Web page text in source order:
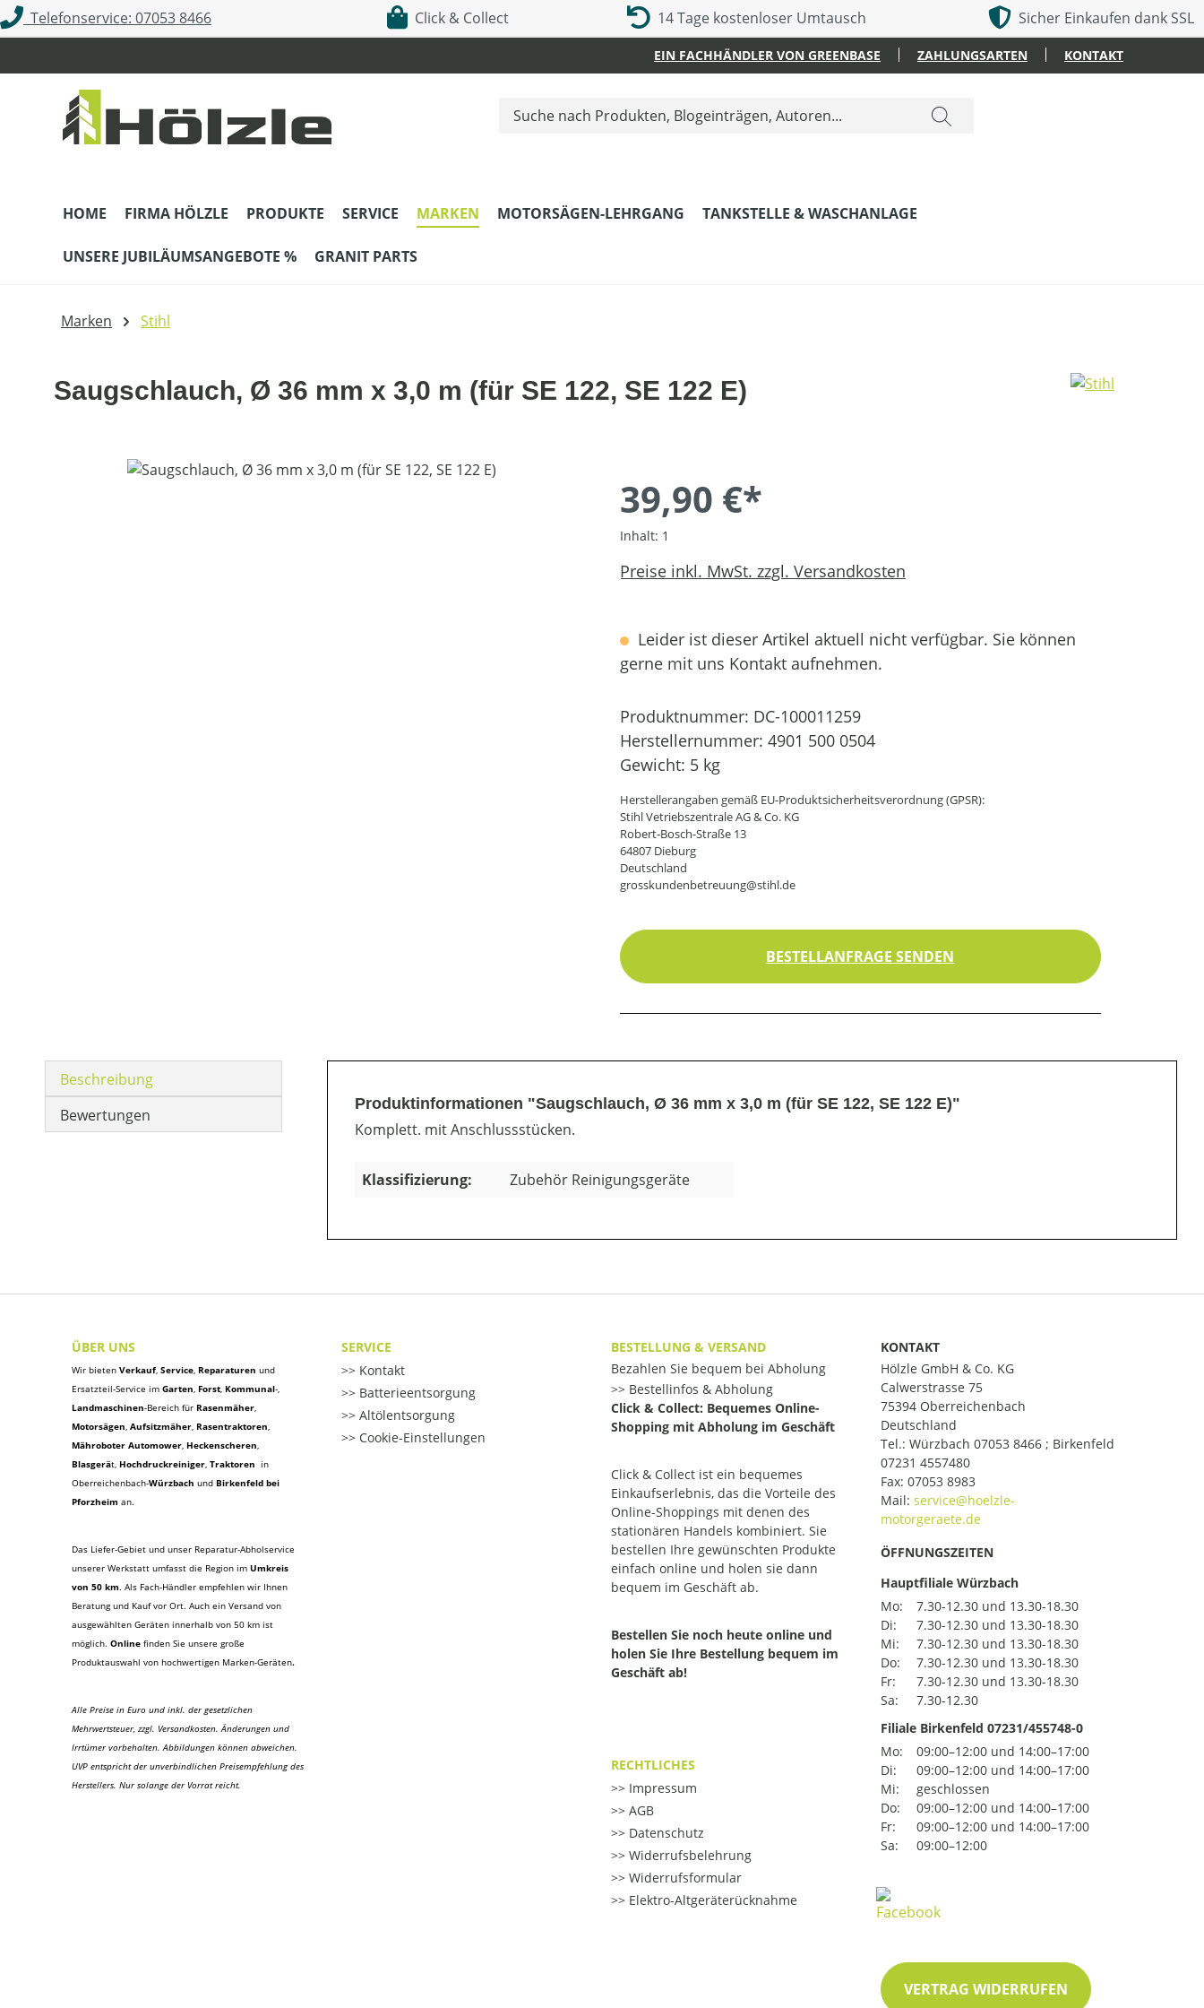
Hauptinhalt springen
Zur Suche springen
Zur Hauptnavigation springen
Telefonservice: 07053 8466 Click & Collect 14 Tage kostenloser Umtausch Sicher Einkaufen dank SSL
EIN FACHHÄNDLER VON GREENBASE ZAHLUNGSARTEN KONTAKT
HOME FIRMA HÖLZLE PRODUKTE SERVICE MARKEN MOTORSÄGEN-LEHRGANG TANKSTELLE & WASCHANLAGE
UNSERE JUBILÄUMSANGEBOTE % GRANIT PARTS
Marken Stihl
Saugschlauch, Ø 36 mm x 3,0 m (für SE 122, SE 122 E)
Bildergalerie überspringen
39,90 €*
Inhalt: 1
Preise inkl. MwSt. zzgl. Versandkosten
Leider ist dieser Artikel aktuell nicht verfügbar. Sie können
gerne mit uns Kontakt aufnehmen.
Produktnummer: DC-100011259
Herstellernummer: 4901 500 0504
Gewicht: 5 kg
Herstellerangaben gemäß EU-Produktsicherheitsverordnung (GPSR):
Stihl Vetriebszentrale AG & Co. KG
Robert-Bosch-Straße 13
64807 Dieburg
Deutschland
grosskundenbetreuung@stihl.de
BESTELLANFRAGE SENDEN
Beschreibung
Bewertungen
Produktinformationen "Saugschlauch, Ø 36 mm x 3,0 m (für SE 122, SE 122 E)"
Komplett. mit Anschlussstücken.
Klassifizierung: Zubehör Reinigungsgeräte
ÜBER UNS
Wir bieten Verkauf, Service, Reparaturen und
Ersatzteil-Service im Garten, Forst, Kommunal-,
Landmaschinen-Bereich für Rasenmäher,
Motorsägen, Aufsitzmäher, Rasentraktoren,
Mähroboter Automower, Heckenscheren,
Blasgerät, Hochdruckreiniger, Traktoren in
Oberreichenbach-Würzbach und Birkenfeld bei
Pforzheim an.
Das Liefer-Gebiet und unser Reparatur-Abholservice
unserer Werkstatt umfasst die Region im Umkreis
von 50 km. Als Fach-Händler empfehlen wir Ihnen
Beratung und Kauf vor Ort. Auch ein Versand von
ausgewählten Geräten innerhalb von 50 km ist
möglich. Online finden Sie unsere große
Produktauswahl von hochwertigen Marken-Geräten.
Alle Preise in Euro und inkl. der gesetzlichen
Mehrwertsteuer, zzgl. Versandkosten. Änderungen und
Irrtümer vorbehalten. Abbildungen können abweichen.
UVP entspricht der unverbindlichen Preisempfehlung des
Herstellers. Nur solange der Vorrat reicht.
SERVICE
Kontakt
Batterieentsorgung
Altölentsorgung
Cookie-Einstellungen
BESTELLUNG & VERSAND
Bezahlen Sie bequem bei Abholung
Bestellinfos & Abholung
Click & Collect: Bequemes Online-
Shopping mit Abholung im Geschäft
Click & Collect ist ein bequemes
Einkaufserlebnis, das die Vorteile des
Online-Shoppings mit denen des
stationären Handels kombiniert. Sie
bestellen Ihre gewünschten Produkte
einfach online und holen sie dann
bequem im Geschäft ab.
Bestellen Sie noch heute online und
holen Sie Ihre Bestellung bequem im
Geschäft ab!
RECHTLICHES
Impressum
AGB
Datenschutz
Widerrufsbelehrung
Widerrufsformular
Elektro-Altgeräterücknahme
KONTAKT
Hölzle GmbH & Co. KG
Calwerstrasse 75
75394 Oberreichenbach
Deutschland
Tel.: Würzbach 07053 8466 ; Birkenfeld
07231 4557480
Fax: 07053 8983
Mail:
ÖFFNUNGSZEITEN
Hauptfiliale Würzbach
Mo:
7.30-12.30 und 13.30-18.30
Di:
7.30-12.30 und 13.30-18.30
Mi:
7.30-12.30 und 13.30-18.30
Do:
7.30-12.30 und 13.30-18.30
Fr:
7.30-12.30 und 13.30-18.30
Sa:
7.30-12.30
Filiale Birkenfeld 07231/455748-0
Mo:
09:00–12:00 und 14:00–17:00
Di:
09:00–12:00 und 14:00–17:00
Mi:
geschlossen
Do:
09:00–12:00 und 14:00–17:00
Fr:
09:00–12:00 und 14:00–17:00
Sa:
09:00–12:00
VERTRAG WIDERRUFEN